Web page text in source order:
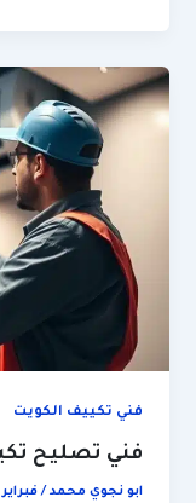
فني تكييف الكويت
فني تصليح
ابو نجوي محمد/فبراير 10,